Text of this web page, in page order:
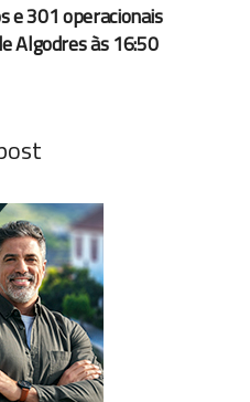
e 301 operacionais
Algodres às 16:50